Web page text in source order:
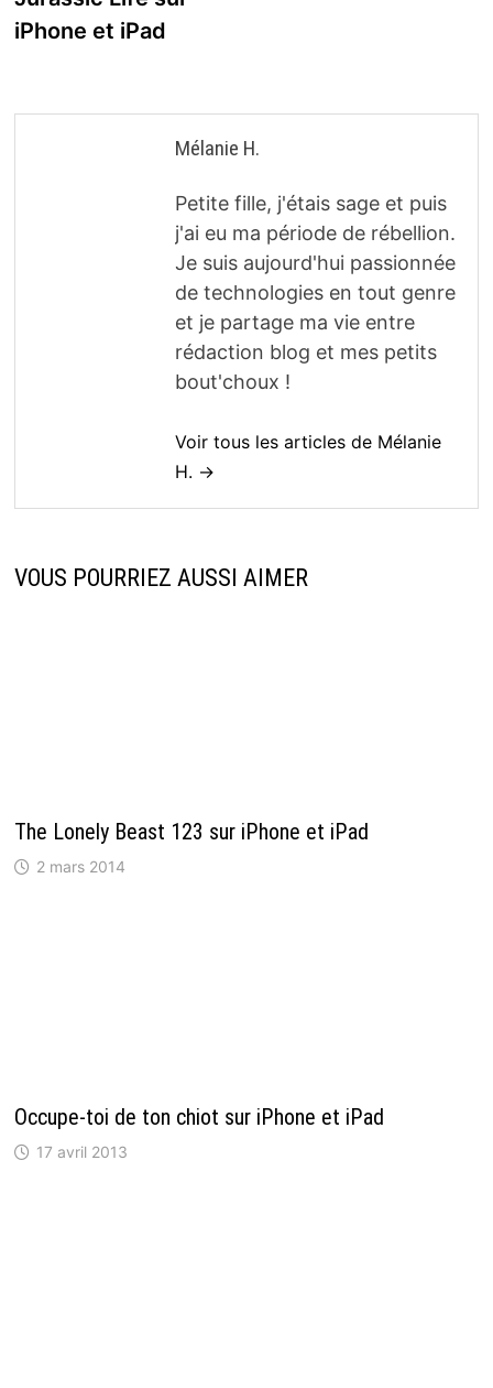
iPhone et iPad
Mélanie H.
Petite fille, j'étais sage et puis
j'ai eu ma période de rébellion.
Je suis aujourd'hui passionnée
de technologies en tout genre
et je partage ma vie entre
rédaction blog et mes petits
bout'choux !
Voir tous les articles de Mélanie
H. →
VOUS POURRIEZ AUSSI AIMER
The Lonely Beast 123 sur iPhone et iPad
2 mars 2014
Occupe-toi de ton chiot sur iPhone et iPad
17 avril 2013